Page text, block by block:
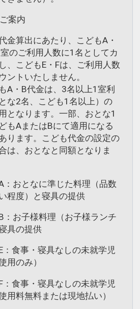
案内
金算出にあたり、こどもA・
のご利用人数に1名としてカ
、こどもE・Fは、ご利用人数
ントいたしません。
A・B代金は、3名以上1室利
な2名、こども1名以上）の
となります。一部、おとな1
もAまたはBにて適用になる
ります。こども代金の設定の
は、おとなと同額となりま
：おとなに準じた料理（品数
程度）と寝具の提供
：お子様料理（お子様ランチ
具の提供
：食事・寝具なしの未就学児
用のみ）
：食事・寝具なしの未就学児
用料無料または現地払い）